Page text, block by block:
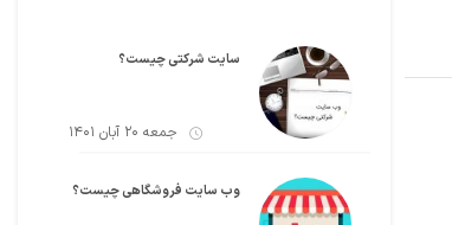
سایت شرکتی چیست؟
جمعه 20 آبان 1401
وب سایت فروشگاهی چیست؟